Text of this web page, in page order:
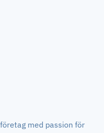
med passion för